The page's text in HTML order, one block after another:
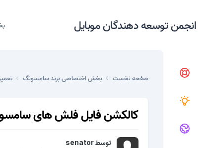
انجمن توسعه دهندگان موبایل
صفحه نخست بخش اختصاصی برند سامسونگ
کالکشن فایل فلش های
توسطsenator